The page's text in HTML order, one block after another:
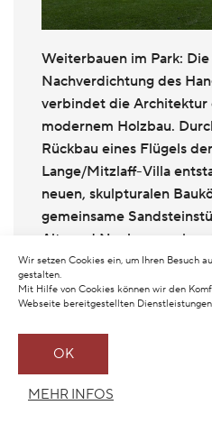
Wir setzen Cookies ein, um Ihren Besuch
gestalten.
Mit Hilfe von Cookies können wir den
Webseite bereitgestellten
OK
MEHR INFOS
Weiterbauen im Park:
Nachverdichtung des
verbindet die Architektur
modernem Holzbau.
Rückbau eines Flügels
Lange/Mitzlaff-Villa
neuen, skulpturalen
gemeinsame
Alt- und Neubau zu einer